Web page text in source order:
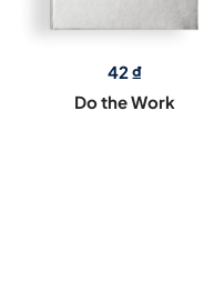
42 ₫
Do the Work